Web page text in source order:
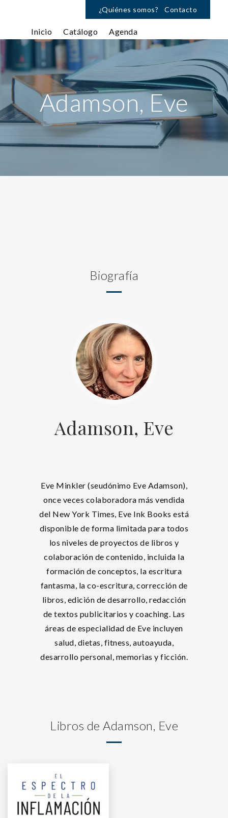
¿Quiénes somos? Contacto
Inicio Catálogo Agenda
Adamson, Eve
Biografía
Adamson, Eve
Eve Minkler (seudónimo Eve Adamson),
once veces colaboradora más vendida
del New York Times, Eve Ink Books está
disponible de forma limitada para todos
los niveles de proyectos de libros y
colaboración de contenido, incluida la
formación de conceptos, la escritura
fantasma, la co-escritura, corrección de
libros, edición de desarrollo, redacción
de textos publicitarios y coaching. Las
áreas de especialidad de Eve incluyen
salud, dietas, fitness, autoayuda,
desarrollo personal, memorias y ficción.
Libros de Adamson, Eve